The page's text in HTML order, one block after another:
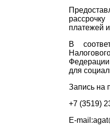
платежей
В
для
Запись на
+7 (3519)
E-